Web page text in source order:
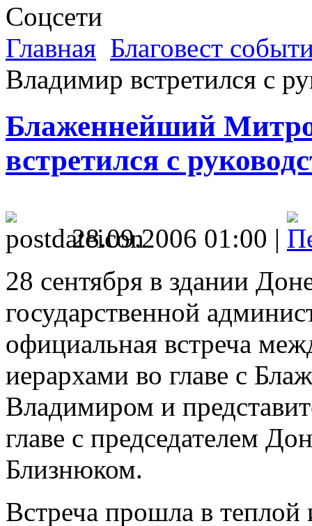
Соцсети
Главная Благовест
Владимир встретился с
Блаженнейший
встретился с
28.09.2006 01:00 |
28 сентября в здании
государственной
официальная встреча
иерархами во главе с
Владимиром и
главе с председателем
Близнюком.
Встреча прошла в